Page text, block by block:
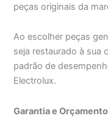
peças originais da
Ao escolher peças
seja restaurado à sua
padrão de
Electrolux.
Garantia e